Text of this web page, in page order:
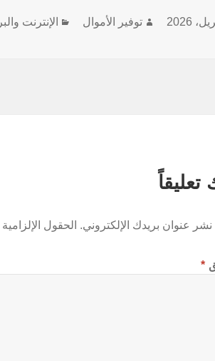
الكاتب
توفير الأموال التصنيفات
الإنترنت
تعليقاً
نشر عنوان بريدك الإلكتروني. الحقول
*